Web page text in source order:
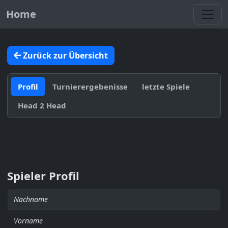
Home
Zurück zur Übersicht
Profil Turnierergebenisse
letzte Spiele
Head 2 Head
Spieler Profil
Nachname
Vorname